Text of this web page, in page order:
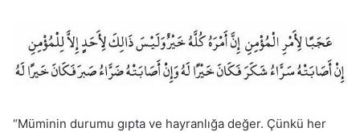
“Müminin durumu gıpta ve hayranlığa değer. Çünkü her